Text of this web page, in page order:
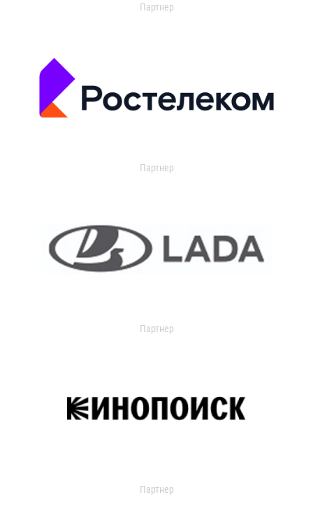
Партнер
Партнер
Партнер
Партнер